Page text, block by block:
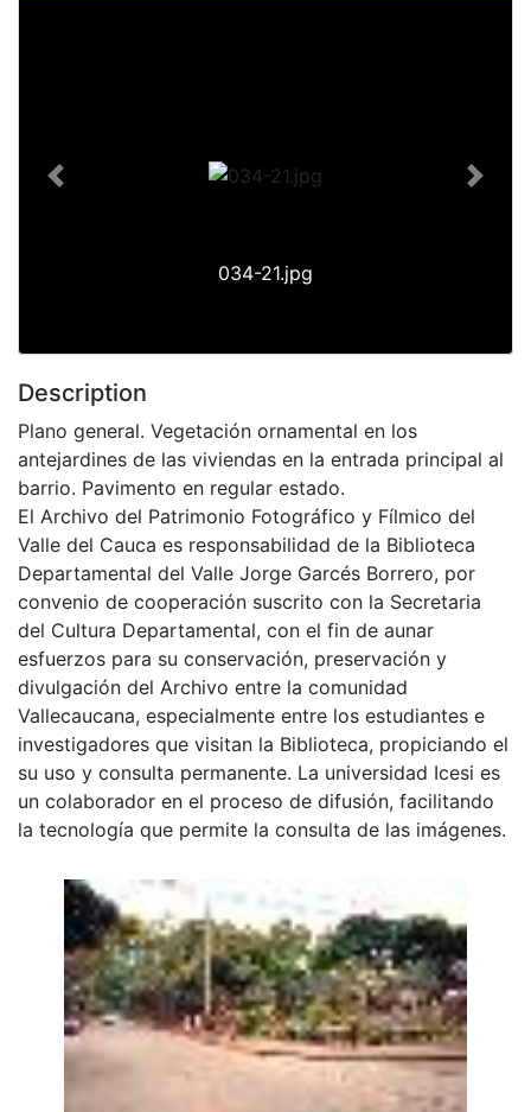
034-21.jpg
Previous Next
Description
Plano general. Vegetación ornamental en los
antejardines de las viviendas en la entrada principal al
barrio. Pavimento en regular estado.
El Archivo del Patrimonio Fotográfico y Fílmico del
Valle del Cauca es responsabilidad de la Biblioteca
Departamental del Valle Jorge Garcés Borrero, por
convenio de cooperación suscrito con la Secretaria
del Cultura Departamental, con el fin de aunar
esfuerzos para su conservación, preservación y
divulgación del Archivo entre la comunidad
Vallecaucana, especialmente entre los estudiantes e
investigadores que visitan la Biblioteca, propiciando el
su uso y consulta permanente. La universidad Icesi es
un colaborador en el proceso de difusión, facilitando
la tecnología que permite la consulta de las imágenes.